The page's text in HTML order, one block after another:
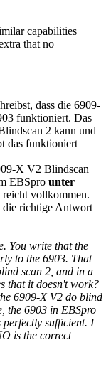
capabilities
that no
dass die 6909-
funktioniert. Das
2 kann und
das funktioniert
X V2 Blindscan
EBSpro unter
reicht vollkommen.
die richtige Antwort
You write that the
to the 6903. That
scan 2, and in a
that it doesn't work?
6909-X V2 do blind
the 6903 in EBSpro
perfectly sufficient. I
is the correct